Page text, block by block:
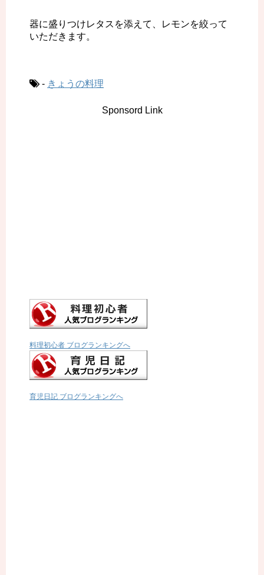
器に盛りつけレタスを添えて、レモンを絞って
いただきます。
- きょうの料理
Sponsord Link
料理初心者 ブログランキングへ
育児日記 ブログランキングへ